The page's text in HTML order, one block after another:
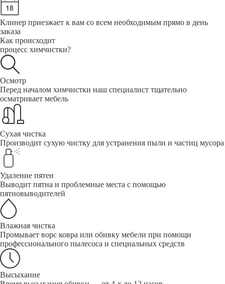
Клинер приезжает к вам со всем необходимым прямо в день
заказа
Как происходит
процесс химчистки?
Осмотр
Перед началом химчистки наш специалист тщательно
осматривает мебель
Сухая чистка
Производит сухую чистку для устранения пыли и частиц мусора
Удаление пятен
Выводит пятна и проблемные места с помощью
пятновыводителей
Влажная чистка
Промывает ворс ковра или обивку мебели при помощи
профессионального пылесоса и специальных средств
Высыхание